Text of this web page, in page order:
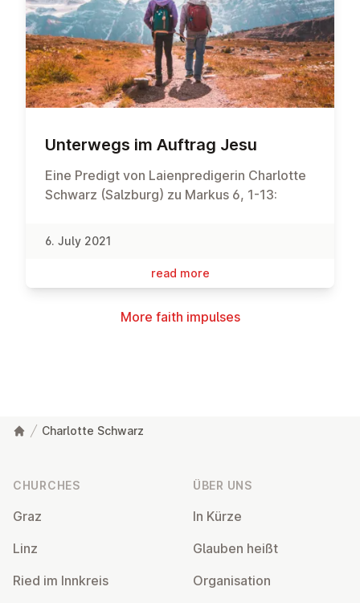
Unterwegs im Auftrag Jesu
Eine Predigt von Laienpredigerin Charlotte
Schwarz (Salzburg) zu Markus 6, 1-13:
6. July 2021
read more
More faith impulses
Charlotte Schwarz
CHURCHES
Graz
Linz
Ried im Innkreis
ÜBER UNS
In Kürze
Glauben heißt
Or­gan­isa­tion